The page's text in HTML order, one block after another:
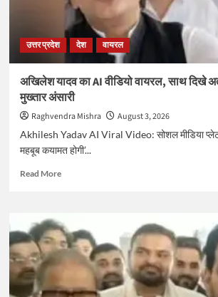
होने
बोलीं
विनेश
अदालत
में
करेंगे
उत्तर प्रदेश देश वायरल
अखिलेश यादव का AI वीडियो वायरल, साथ दिखे
मुख्तार अंसारी
Raghvendra Mishra
August 3, 2026
Akhilesh Yadav AI Viral Video: सोशल मीडिया
महबूब कयामत होगी’...
Read MoreRead
यादव
का
AI
वीडियो
साथ